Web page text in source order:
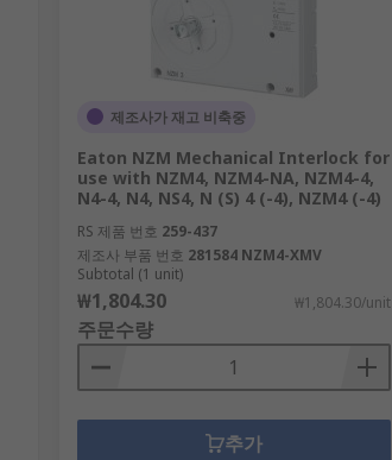
제조사가 재고 비축중
Eaton NZM Mechanical Interlock for
use with NZM4, NZM4-NA, NZM4-4,
N4-4, N4, NS4, N (S) 4 (-4), NZM4 (-4)
RS 제품 번호 259-437
제조사 부품 번호 281584 NZM4-XMV
Subtotal (1 unit)
₩1,804.30 ₩1,804.30/unit
주문수량
추가